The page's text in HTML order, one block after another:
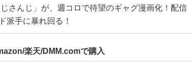
さんじ」が、週コロで待望のギャグ漫画化！配信
派手に暴れ回る！
楽天/DMM.comで購入